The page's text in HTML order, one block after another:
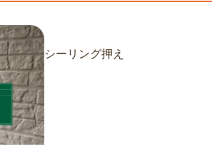
シーリング押え